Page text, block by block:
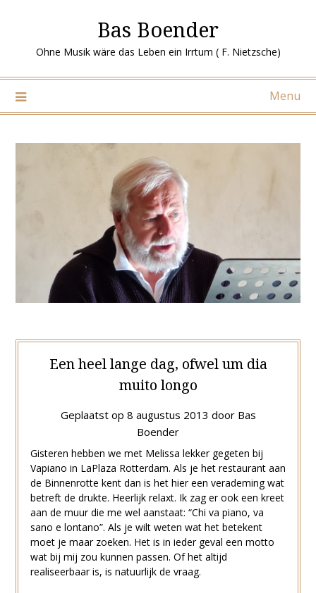
Bas Boender
Ohne Musik wäre das Leben ein Irrtum ( F. Nietzsche)
Menu
Een heel lange dag, ofwel um dia
muito longo
Geplaatst op 8 augustus 2013 door Bas
Boender
Gisteren hebben we met Melissa lekker gegeten bij
Vapiano in LaPlaza Rotterdam. Als je het restaurant aan
de Binnenrotte kent dan is het hier een verademing wat
betreft de drukte. Heerlijk relaxt. Ik zag er ook een kreet
aan de muur die me wel aanstaat: “Chi va piano, va
sano e lontano”. Als je wilt weten wat het betekent
moet je maar zoeken. Het is in ieder geval een motto
wat bij mij zou kunnen passen. Of het altijd
realiseerbaar is, is natuurlijk de vraag.